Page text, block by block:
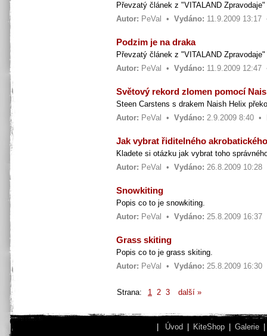
Převzatý článek z "VITALAND
Autor: PeVal • Vydáno: 11.9.2009
Podzim je na draka
Převzatý článek z "VITALAND
Autor: PeVal • Vydáno: 11.9.2009
Světový rekord zlomen pomocí
Steen Carstens s drakem Naish Helix
Autor: PeVal • Vydáno: 2.9.2009 8:40 •
Jak vybrat řiditelného
Kladete si otázku jak vybrat toho
Autor: PeVal • Vydáno: 26.8.2009
Snowkiting
Popis co to je snowkiting.
Autor: PeVal • Vydáno: 25.8.2009
Grass skiting
Popis co to je grass skiting.
Autor: PeVal • Vydáno: 25.8.2009
Strana: 1 2 3 další »
Úvod KiteShop Galerie